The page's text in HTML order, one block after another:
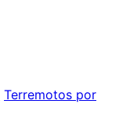
Terremotos por